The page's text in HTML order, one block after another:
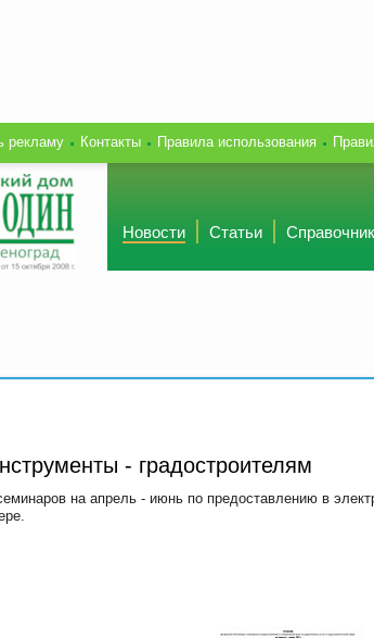
рекламу Контакты Правила использования
Новости Статьи
- градостроителям
на апрель - июнь по предоставлению в